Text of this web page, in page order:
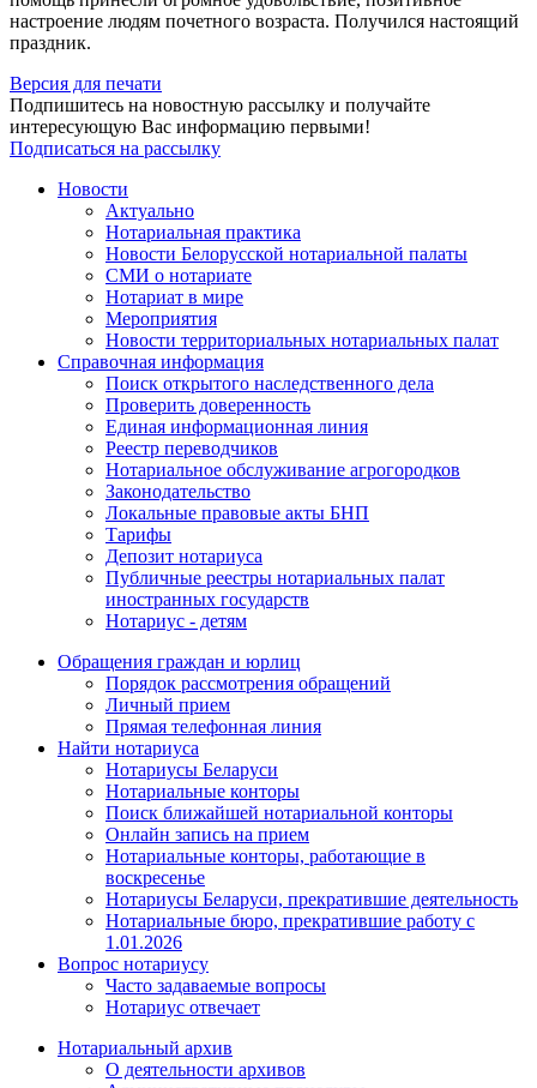
настроение людям почетного возраста. Получился настоящий
праздник.
Версия для печати
Подпишитесь на новостную рассылку и получайте
интересующую Вас информацию первыми!
Подписаться на рассылку
Новости
Актуально
Нотариальная практика
Новости Белорусской нотариальной палаты
СМИ о нотариате
Нотариат в мире
Мероприятия
Новости территориальных нотариальных палат
Справочная информация
Поиск открытого наследственного дела
Проверить доверенность
Единая информационная линия
Реестр переводчиков
Нотариальное обслуживание агрогородков
Законодательство
Локальные правовые акты БНП
Тарифы
Депозит нотариуса
Публичные реестры нотариальных палат
иностранных государств
Нотариус - детям
Обращения граждан и юрлиц
Порядок рассмотрения обращений
Личный прием
Прямая телефонная линия
Найти нотариуса
Нотариусы Беларуси
Нотариальные конторы
Поиск ближайшей нотариальной конторы
Онлайн запись на прием
Нотариальные конторы, работающие в
воскресенье
Нотариусы Беларуси, прекратившие деятельность
Нотариальные бюро, прекратившие работу с
1.01.2026
Вопрос нотариусу
Часто задаваемые вопросы
Нотариус отвечает
Нотариальный архив
О деятельности архивов